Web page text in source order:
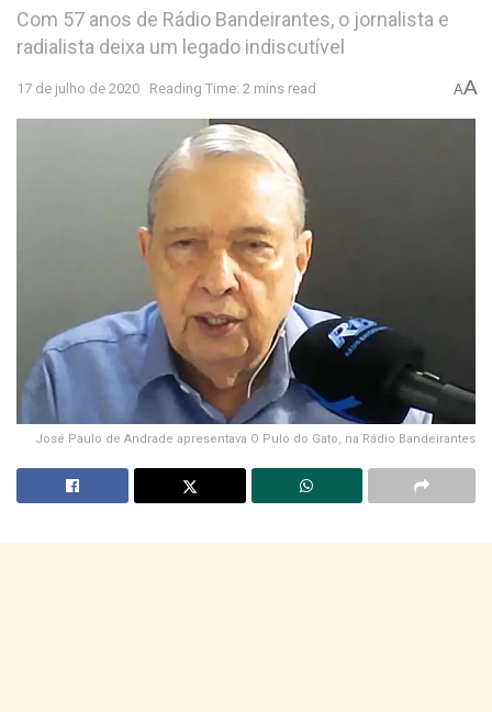
Com 57 anos de Rádio Bandeirantes, o jornalista e
radialista deixa um legado indiscutível
17 de julho de 2020 Reading Time: 2 mins read AA
José Paulo de Andrade apresentava O Pulo do Gato, na Rádio Bandeirantes